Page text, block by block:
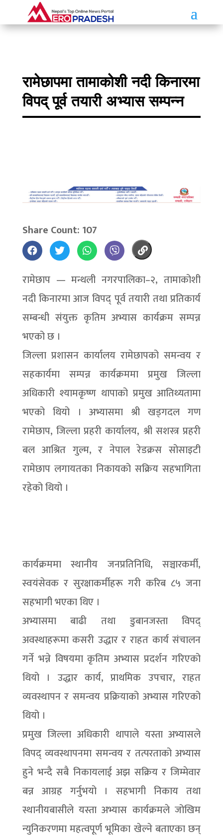
रामेछापमा तामाकोशी नदी किनारमा
विपद् पूर्व तयारी अभ्यास सम्पन्न
Share Count: 107
रामेछाप — मन्थली नगरपालिका–२, तामाकोशी
नदी किनारमा आज विपद् पूर्व तयारी तथा प्रतिकार्य
सम्बन्धी संयुक्त कृतिम अभ्यास कार्यक्रम सम्पन्न
भएको छ ।
जिल्ला प्रशासन कार्यालय रामेछापको समन्वय र
सहकार्यमा सम्पन्न कार्यक्रममा प्रमुख जिल्ला
अधिकारी श्यामकृष्ण थापाको प्रमुख आतिथ्यतामा
भएको थियो । अभ्यासमा श्री खड्गदल गण
रामेछाप, जिल्ला प्रहरी कार्यालय, श्री सशस्त्र प्रहरी
बल आश्रित गुल्म, र नेपाल रेडक्रस सोसाइटी
रामेछाप लगायतका निकायको सक्रिय सहभागिता
रहेको थियो ।
कार्यक्रममा स्थानीय जनप्रतिनिधि, सञ्चारकर्मी,
स्वयंसेवक र सुरक्षाकर्मीहरू गरी करिब ८५ जना
सहभागी भएका थिए ।
अभ्यासमा बाढी तथा डुबानजस्ता विपद्
अवस्थाहरूमा कसरी उद्धार र राहत कार्य संचालन
गर्ने भन्ने विषयमा कृतिम अभ्यास प्रदर्शन गरिएको
थियो । उद्धार कार्य, प्राथमिक उपचार, राहत
व्यवस्थापन र समन्वय प्रक्रियाको अभ्यास गरिएको
थियो ।
प्रमुख जिल्ला अधिकारी थापाले यस्ता अभ्यासले
विपद् व्यवस्थापनमा समन्वय र तत्परताको अभ्यास
हुने भन्दै सबै निकायलाई अझ सक्रिय र जिम्मेवार
बन्न आग्रह गर्नुभयो । सहभागी निकाय तथा
स्थानीयबासीले यस्ता अभ्यास कार्यक्रमले जोखिम
न्युनिकरणमा महत्वपूर्ण भूमिका खेल्ने बताएका छन्